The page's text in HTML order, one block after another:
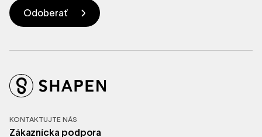
KONTAKTUJTE NÁS
Zákaznícka podpora